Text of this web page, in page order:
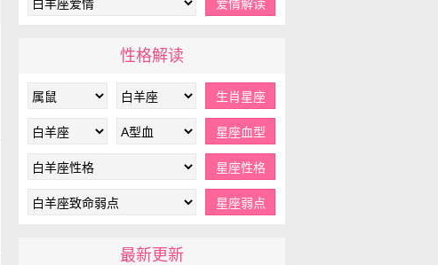
性格解读
最新更新